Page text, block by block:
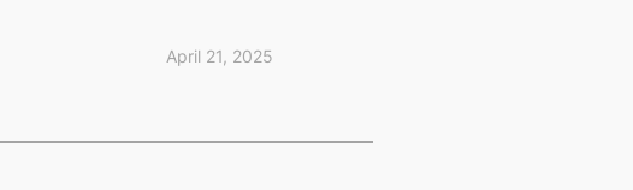
April 21, 2025